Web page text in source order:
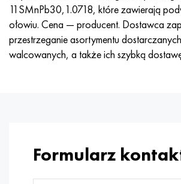
11SMnPb30,1.0718, które zawierają
ołowiu. Cena — producent. Dostawca
przestrzeganie asortymentu
walcowanych, a także ich szybką
Formularz
Hastelloy C2000
Hastelloy 3
Udimet 720
45X, 45h, 1,7035
45HN2MFA, k2425, 45hnmf